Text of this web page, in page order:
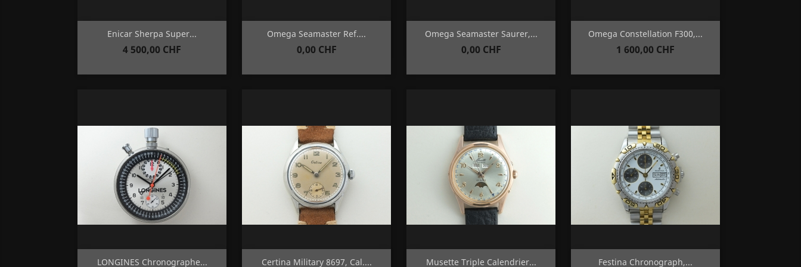
Enicar Sherpa Super...
Prix
4 500,00 CHF
Aperçu rapide Omega Seamaster Ref....
Prix
0,00 CHF
Aperçu rapide Omega Seamaster Saurer,...
Prix
0,00 CHF
 Aperçu rapide Omega Constellation F300,...
Prix
1 600,00 CHF
 Aperçu rapide
LONGINES Chronographe...
Aperçu rapide Certina Military 8697, Cal....
 Aperçu rapide Musette Triple Calendrier...
Aperçu rapide Festina Chronograph,...
Aperçu rapide